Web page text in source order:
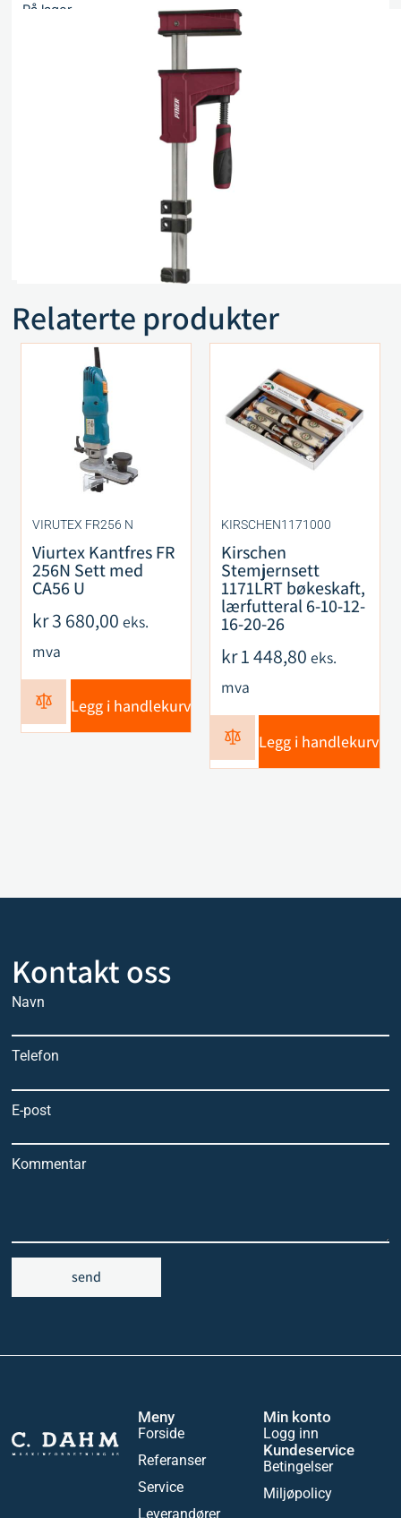
På lager
Legg i handlekurv
Sammenlign
Legg i ønskeliste
Spesifikasjoner
Relaterte produkter
VIRUTEX FR256 N
Viurtex Kantfres FR
256N Sett med
CA56 U
kr3 680,00 eks.
mva
Legg i handlekurv
KIRSCHEN1171000
Kirschen
Stemjernsett
1171LRT bøkeskaft,
lærfutteral 6-10-12-
16-20-26
kr1 448,80 eks.
mva
Legg i handlekurv
Kontakt oss
Navn
Telefon
E-post
Kommentar
send
Meny
Forside
Referanser
Service
Leverandører
Min konto
Logg inn
Kundeservice
Betingelser
Miljøpolicy